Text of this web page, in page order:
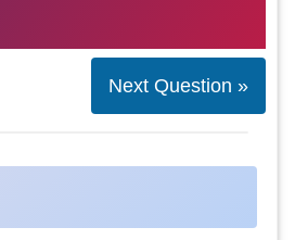
Next Question »